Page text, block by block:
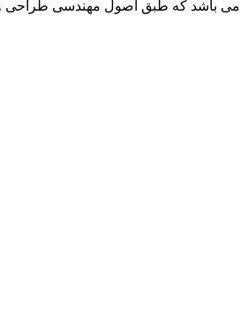
می باشد که طبق اصول مهندسی طراحی